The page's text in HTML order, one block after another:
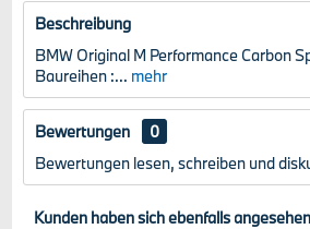
Beschreibung
BMW Original M Performance Carbon
Baureihen :... mehr
Bewertungen
0
Bewertungen lesen, schreiben und
Kunden haben sich ebenfalls angesehen